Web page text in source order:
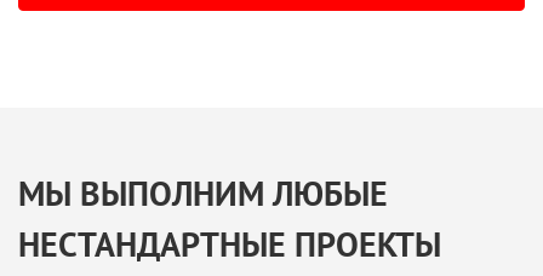
МЫ ВЫПОЛНИМ ЛЮБЫЕ
НЕСТАНДАРТНЫЕ ПРОЕКТЫ